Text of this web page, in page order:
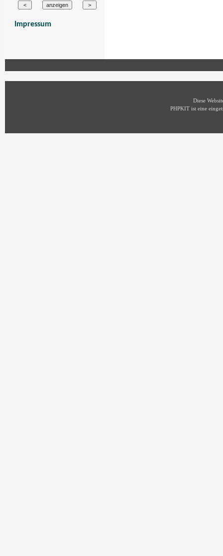
Impressum
Diese
PHPKIT ist eine